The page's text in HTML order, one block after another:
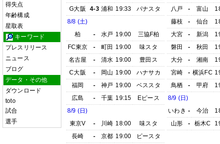
得失点
年齢構成
星取表
キーワード
プレスリリース
ニュース
ブログ
データ・その他
ダウンロード
toto
試合
選手
G大阪
4-3 浦和 19:33
パナスタ
8/8 (土)
柏
- 水戸 19:00
三協F柏
FC東京
- 町田 19:00
味スタ
名古屋
- 清水 19:00
豊田ス
C大阪
- 岡山 19:00
ハナサカ
福岡
- 神戸 19:00
ベススタ
広島
- 千葉 19:15
Eピース
8/9 (日)
東京V
- 川崎 18:00
味スタ
長崎
- 京都 19:00 ピースタ
八戸
- 富山
藤枝
- 仙台
大宮
- 新潟
磐田
- 秋田
大分
- 湘南
宮崎
- 横浜FC
鳥栖
- 甲府
8/9 (日)
いわき - 今治
山形
- 栃木C